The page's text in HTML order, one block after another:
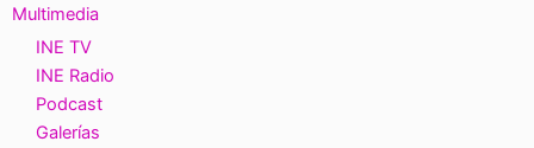
Multimedia
INE TV
INE Radio
Podcast
Galerías